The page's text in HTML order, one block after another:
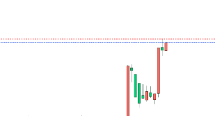
国政府「ニセＫ-ブランドを通報しようキャ
国「橋が落ちました」⇒ 耐久性「なさすぎ」
国鉄鋼最大手『POSCO』ズブズブ沈む。営
国下院「韓国の公務員個人をターゲットに